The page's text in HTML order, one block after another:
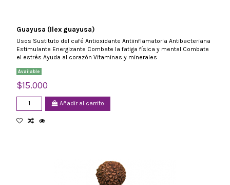
Guayusa (Ilex guayusa)
Usos Sustituto del café Antioxidante Antiinflamatoria Antibacteriana
Estimulante Energizante Combate la fatiga física y mental Combate
el estrés Ayuda al corazón Vitaminas y minerales
Available
$15.000
Añadir al carrito